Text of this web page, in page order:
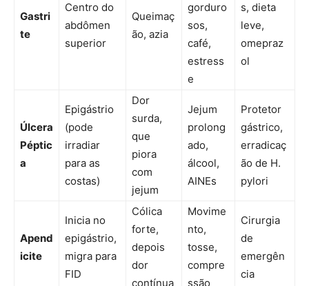
Gastri
te
Centro do
abdômen
superior
Queimaç
ão, azia
gorduro
sos,
café,
estress
e
s, dieta
leve,
omepraz
ol
Úlcera
Péptic
a
Epigástrio
(pode
irradiar
para as
costas)
Dor
surda,
que
piora
com
jejum
Jejum
prolong
ado,
álcool,
AINEs
Protetor
gástrico,
erradicaç
ão de H.
pylori
Apend
icite
Inicia no
epigástrio,
migra para
FID
Cólica
forte,
depois
dor
contínua
Movime
nto,
tosse,
compre
ssão
Cirurgia
de
emergên
cia